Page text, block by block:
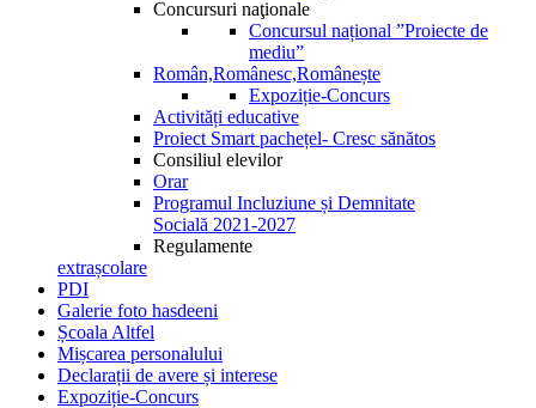
Concursuri naţionale
Concursul național ”Proiecte de
mediu”
Român,Românesc,Românește
Expoziție-Concurs
Activități educative
Proiect Smart pachețel- Cresc sănătos
Consiliul elevilor
Orar
Programul Incluziune și Demnitate
Socială 2021-2027
Regulamente
extrașcolare
PDI
Galerie foto hasdeeni
Școala Altfel
Mișcarea personalului
Declarații de avere și interese
Expoziție-Concurs